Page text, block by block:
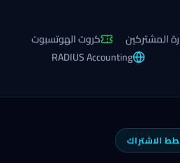
المشتركين
كروت الهوتسبوت
RADIUS Accounting
الاشتراك